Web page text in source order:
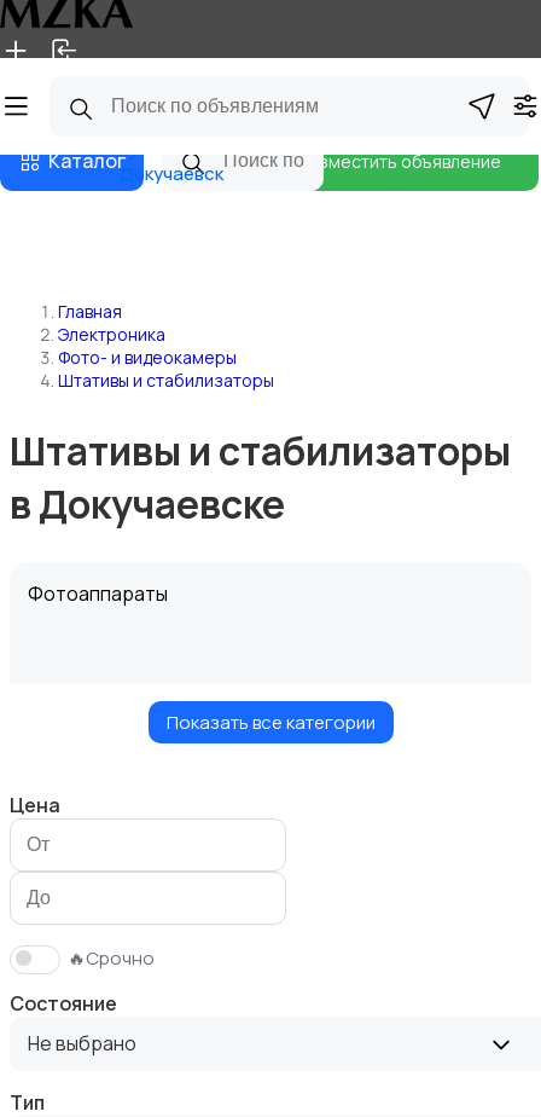
Главная Магазины
КаталогДокучаевск
Разместить объявление
Главная
Электроника
Фото- и видеокамеры
Штативы и стабилизаторы
Штативы и стабилизаторы
в Докучаевске
Фотоаппараты
Видеонаблюдение
Показать все категории
Цена
🔥Срочно
Состояние
Не выбрано
Тип